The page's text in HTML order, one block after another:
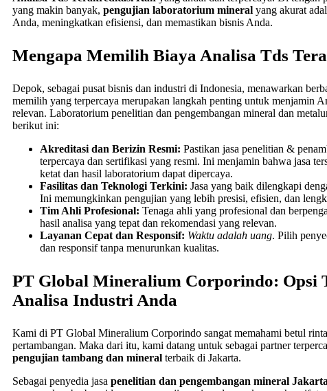
yang makin banyak, pengujian laboratorium mineral yang akurat
Anda, meningkatkan efisiensi, dan memastikan bisnis Anda.
Mengapa Memilih Biaya Analisa Tds
Depok, sebagai pusat bisnis dan industri di Indonesia, menawarkan
memilih yang terpercaya merupakan langkah penting untuk menjamin
relevan. Laboratorium penelitian dan pengembangan mineral dan
berikut ini:
Akreditasi dan Berizin Resmi: Pastikan jasa penelitian &
terpercaya dan sertifikasi yang resmi. Ini menjamin bahwa jasa
ketat dan hasil laboratorium dapat dipercaya.
Fasilitas dan Teknologi Terkini: Jasa yang baik dilengkapi
Ini memungkinkan pengujian yang lebih presisi, efisien, dan
Tim Ahli Profesional: Tenaga ahli yang profesional dan
hasil analisa yang tepat dan rekomendasi yang relevan.
Layanan Cepat dan Responsif: Waktu adalah uang. Pilih
dan responsif tanpa menurunkan kualitas.
PT Global Mineralium Corporindo: Opsi
Analisa Industri Anda
Kami di PT Global Mineralium Corporindo sangat memahami betul
pertambangan. Maka dari itu, kami datang untuk sebagai partner
pengujian tambang dan mineral terbaik di Jakarta.
Sebagai penyedia jasa penelitian dan pengembangan mineral Jakarta